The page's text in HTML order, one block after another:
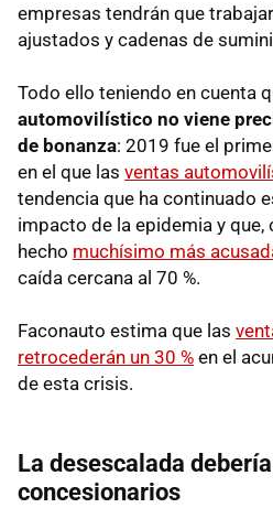
empresas tendrán que
ajustados y cadenas de
Todo ello teniendo en cuenta
automovilístico no viene
de bonanza: 2019 fue el
en el que las ventas
tendencia que ha continuado
impacto de la epidemia y que,
hecho muchísimo más
caída cercana al 70 %.
Faconauto estima que las
retrocederán un 30 % en el
de esta crisis.
La desescalada
concesionarios